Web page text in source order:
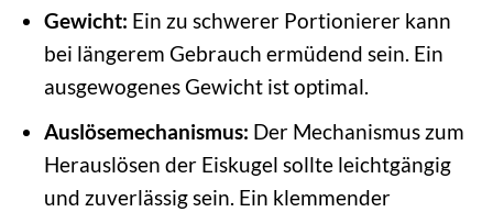
Gewicht: Ein zu schwerer Portionierer kann
bei längerem Gebrauch ermüdend sein. Ein
ausgewogenes Gewicht ist optimal.
Auslösemechanismus: Der Mechanismus zum
Herauslösen der Eiskugel sollte leichtgängig
und zuverlässig sein. Ein klemmender